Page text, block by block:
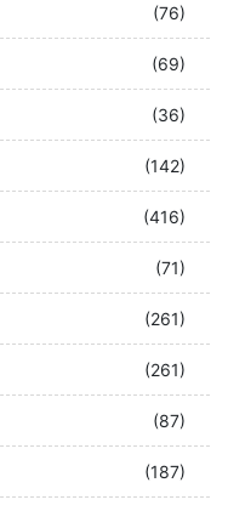
(76)
(69)
(36)
(142)
(416)
(71)
(261)
(261)
(87)
(187)